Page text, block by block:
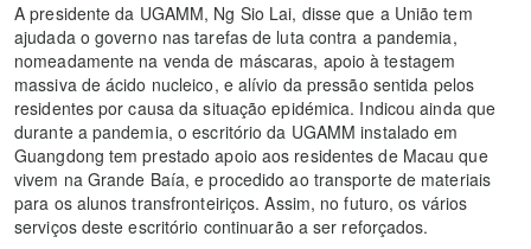
A presidente da UGAMM, Ng Sio Lai, disse que a União tem
ajudada o governo nas tarefas de luta contra a pandemia,
nomeadamente na venda de máscaras, apoio à testagem
massiva de ácido nucleico, e alívio da pressão sentida pelos
residentes por causa da situação epidémica. Indicou ainda que
durante a pandemia, o escritório da UGAMM instalado em
Guangdong tem prestado apoio aos residentes de Macau que
vivem na Grande Baía, e procedido ao transporte de materiais
para os alunos transfronteiriços. Assim, no futuro, os vários
serviços deste escritório continuarão a ser reforçados.